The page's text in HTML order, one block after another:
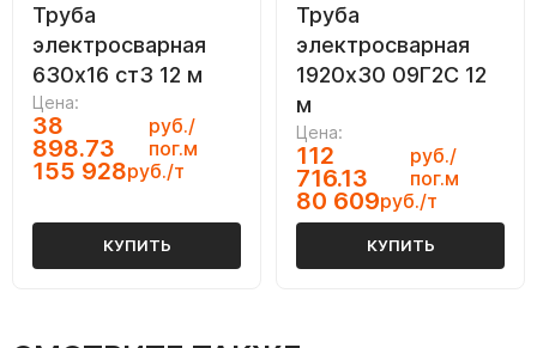
Труба
электросварная
630х16 ст3 12 м
Цена:
38
898.73
руб./
пог.м
155 928руб./т
КУПИТЬ
Труба
электросварная
1920х30 09Г2С 12
м
Цена:
112
716.13
руб./
пог.м
80 609руб./т
КУПИТЬ